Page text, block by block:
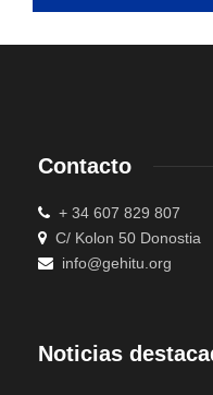
Contacto
+ 34 607 829 807
C/ Kolon 50 Donostia
info@gehitu.org
Noticias